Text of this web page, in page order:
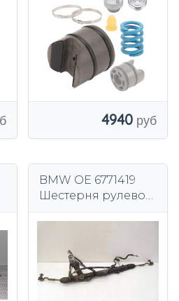
BMW F20 F30 X1 X3
4940
BMW OE 6771419
Шестерня рулевой